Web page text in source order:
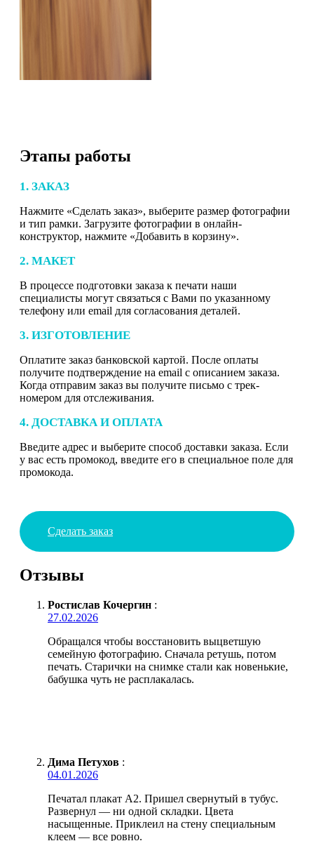
Этапы работы
1. ЗАКАЗ
Нажмите «Сделать заказ», выберите размер фотографии
и тип рамки. Загрузите фотографии в онлайн-
конструктор, нажмите «Добавить в корзину».
2. МАКЕТ
В процессе подготовки заказа к печати наши
специалисты могут связаться с Вами по указанному
телефону или email для согласования деталей.
3. ИЗГОТОВЛЕНИЕ
Оплатите заказ банковской картой. После оплаты
получите подтверждение на email с описанием заказа.
Когда отправим заказ вы получите письмо с трек-
номером для отслеживания.
4. ДОСТАВКА И ОПЛАТА
Введите адрес и выберите способ доставки заказа. Если
у вас есть промокод, введите его в специальное поле для
промокода.
Сделать заказ
Отзывы
Ростислав Кочергин :
27.02.2026
Обращался чтобы восстановить выцветшую
семейную фотографию. Сначала ретушь, потом
печать. Старички на снимке стали как новенькие,
бабушка чуть не расплакалась.
Дима Петухов :
04.01.2026
Печатал плакат А2. Пришел свернутый в тубус.
Развернул — ни одной складки. Цвета
насыщенные. Приклеил на стену специальным
клеем — все ровно.